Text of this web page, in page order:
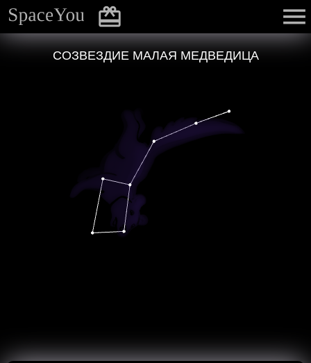
СОЗВЕЗДИЕ МАЛАЯ МЕДВЕДИЦА